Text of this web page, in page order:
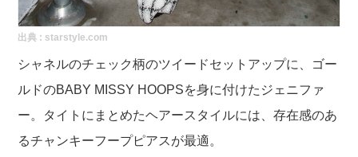
出典 : starstyle.com
シャネルのチェック柄のツイードセットアップに、ゴー
ルドのBABY MISSY HOOPSを身に付けたジェニファ
ー。タイトにまとめたヘアースタイルには、存在感のあ
るチャンキーフープピアスが最適。